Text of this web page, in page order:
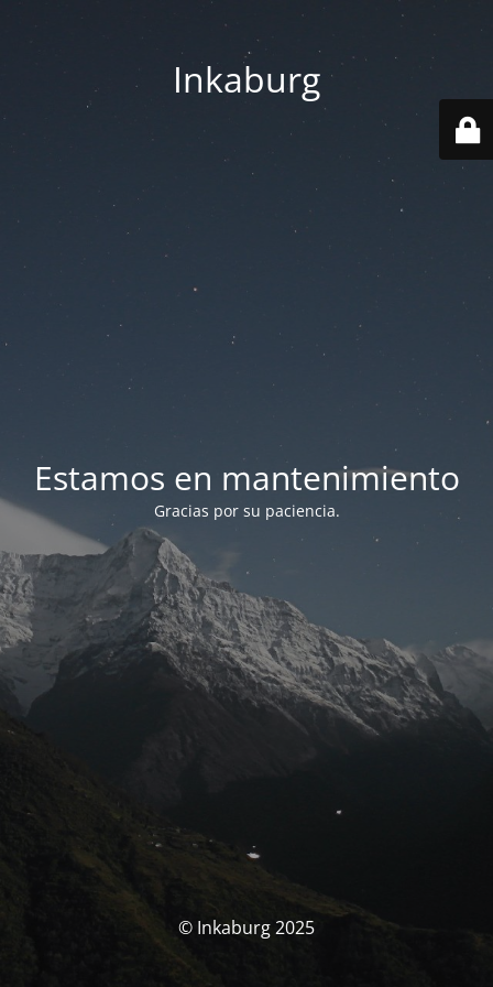
Inkaburg
Estamos en mantenimiento
Gracias por su paciencia.
© Inkaburg 2025